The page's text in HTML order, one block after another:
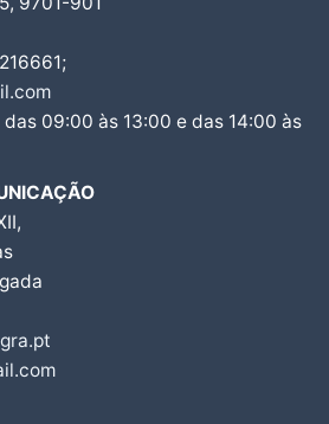
das 09:00 às 13:00 e das 14:00 às